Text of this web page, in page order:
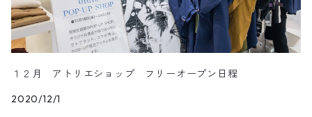
１２月 アトリエショップ フリーオープン日程
2020/12/1